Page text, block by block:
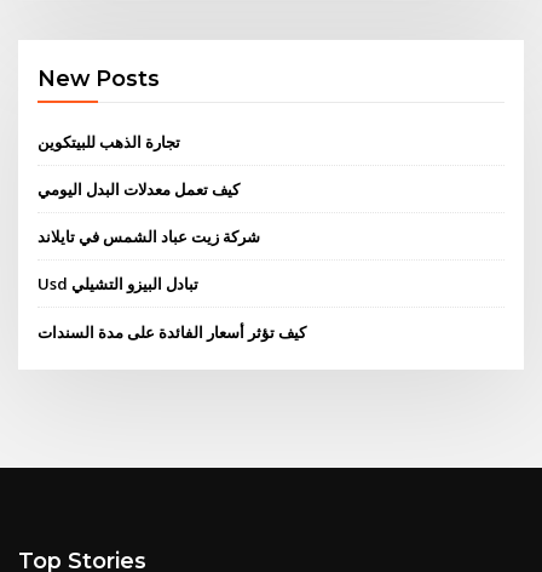
New Posts
تجارة الذهب للبيتكوين
كيف تعمل معدلات البدل اليومي
شركة زيت عباد الشمس في تايلاند
Usd تبادل البيزو التشيلي
كيف تؤثر أسعار الفائدة على مدة السندات
Top Stories